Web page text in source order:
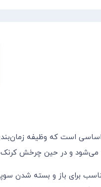
است که وظیفه
و در حین چرخش
برای باز و بسته شدن